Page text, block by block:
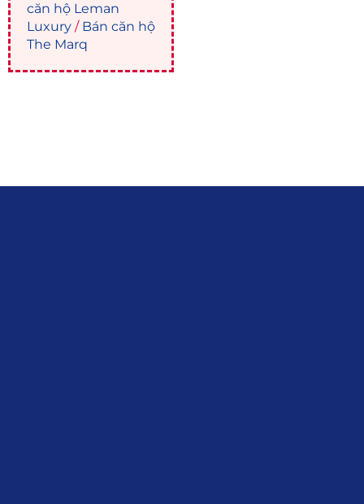
căn hộ Leman
Luxury / Bán căn hộ
The Marq